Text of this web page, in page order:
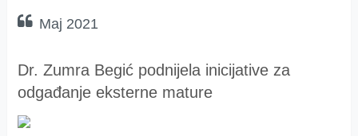
Maj 2021
Dr. Zumra Begić podnijela inicijative za
odgađanje eksterne mature